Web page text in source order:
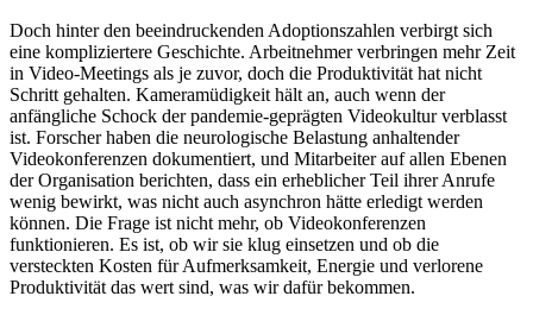
Doch hinter den beeindruckenden Adoptionszahlen verbirgt sich
eine kompliziertere Geschichte. Arbeitnehmer verbringen mehr Zeit
in Video-Meetings als je zuvor, doch die Produktivität hat nicht
Schritt gehalten. Kameramüdigkeit hält an, auch wenn der
anfängliche Schock der pandemie-geprägten Videokultur verblasst
ist. Forscher haben die neurologische Belastung anhaltender
Videokonferenzen dokumentiert, und Mitarbeiter auf allen Ebenen
der Organisation berichten, dass ein erheblicher Teil ihrer Anrufe
wenig bewirkt, was nicht auch asynchron hätte erledigt werden
können. Die Frage ist nicht mehr, ob Videokonferenzen
funktionieren. Es ist, ob wir sie klug einsetzen und ob die
versteckten Kosten für Aufmerksamkeit, Energie und verlorene
Produktivität das wert sind, was wir dafür bekommen.